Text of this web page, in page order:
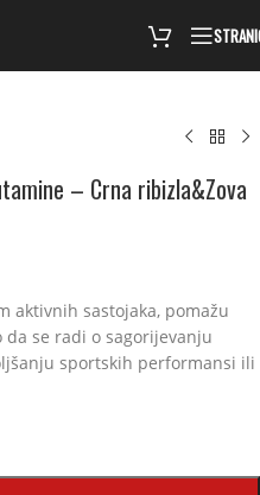
– Crna ribizla&Zova
aktivnih sastojaka, pomažu
se radi o sagorijevanju
sportskih performansi ili